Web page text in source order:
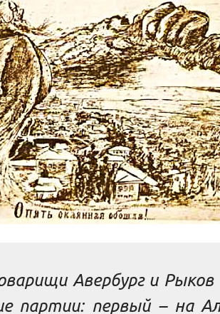
Авербург и Рыков
партии: первый – на